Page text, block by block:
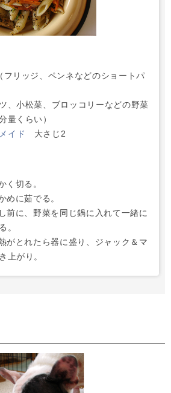
リッジ、ペンネなどのショートパ
、小松菜、ブロッコリーなどの野菜
量くらい）
イド 大さじ2
く切る。
めに茹でる。
前に、野菜を同じ鍋に入れて一緒に
。
がとれたら器に盛り、ジャック＆マ
上がり。